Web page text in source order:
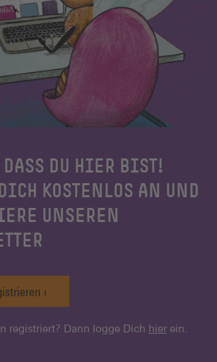
DASS DU HIER BIST!
KOSTENLOS AN UND
UNSEREN
registriert? Dann logge Dich hier ein.